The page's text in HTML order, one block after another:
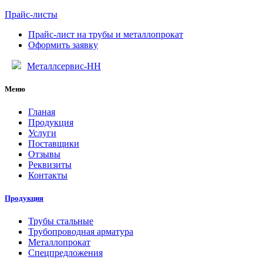
Прайс-листы
Прайс-лист на трубы и металлопрокат
Оформить заявку
Металлсервис-НН
Меню
Гланая
Продукция
Услуги
Поставщики
Отзывы
Реквизиты
Контакты
Продукция
Трубы стальные
Трубопроводная арматура
Металлопрокат
Спецпредложения